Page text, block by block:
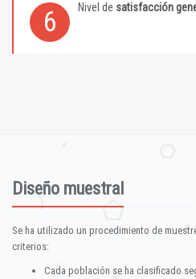
6 Nivel de satisfacción
Diseño muestral
Se ha utilizado un procedimiento de
criterios:
Cada población se ha clasificado